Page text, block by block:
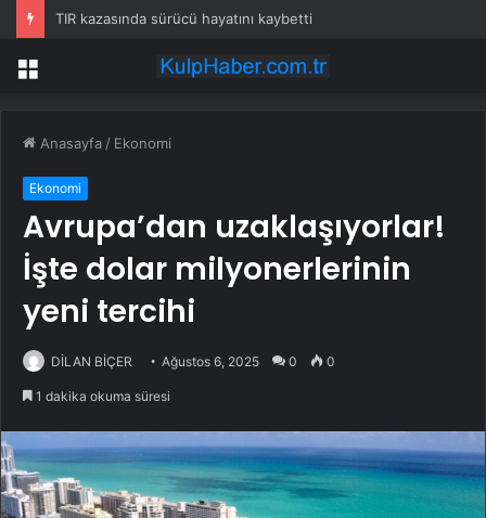
TIR kazasında sürücü hayatını kaybetti
Menü
Anasayfa / Ekonomi
Ekonomi
Avrupa’dan uzaklaşıyorlar!
İşte dolar milyonerlerinin
yeni tercihi
DİLAN BİÇER Ağustos 6, 2025 0 0
1 dakika okuma süresi